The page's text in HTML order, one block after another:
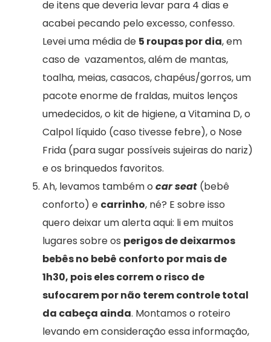
de itens que deveria levar para 4 dias e
acabei pecando pelo excesso, confesso.
Levei uma média de 5 roupas por dia, em
caso de vazamentos, além de mantas,
toalha, meias, casacos, chapéus/gorros, um
pacote enorme de fraldas, muitos lenços
umedecidos, o kit de higiene, a Vitamina D, o
Calpol líquido (caso tivesse febre), o Nose
Frida (para sugar possíveis sujeiras do nariz)
e os brinquedos favoritos.
Ah, levamos também o car seat (bebê
conforto) e carrinho, né? E sobre isso
quero deixar um alerta aqui: li em muitos
lugares sobre os perigos de deixarmos
bebês no bebê conforto por mais de
1h30, pois eles correm o risco de
sufocarem por não terem controle total
da cabeça ainda. Montamos o roteiro
levando em consideração essa informação,